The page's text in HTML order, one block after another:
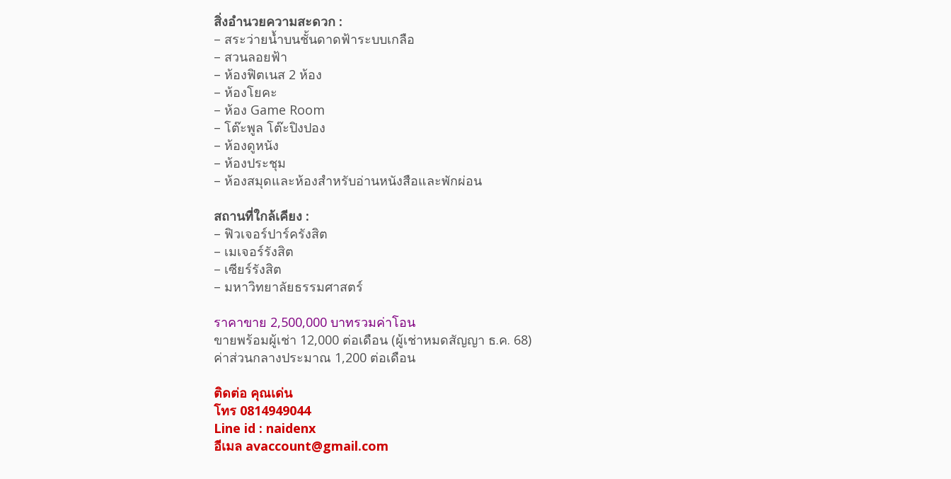
สิ่งอำนวยความสะดวก :
– สระว่ายน้ำบนชั้นดาดฟ้าระบบเกลือ
– สวนลอยฟ้า
– ห้องฟิตเนส 2 ห้อง
– ห้องโยคะ
– ห้อง Game Room
– โต๊ะพูล โต๊ะปิงปอง
– ห้องดูหนัง
– ห้องประชุม
– ห้องสมุดและห้องสำหรับอ่านหนังสือและพักผ่อน
สถานที่ใกล้เคียง :
– ฟิวเจอร์ปาร์ครังสิต
– เมเจอร์รังสิต
– เซียร์รังสิต
– มหาวิทยาลัยธรรมศาสตร์
ราคาขาย 2,500,000 บาทรวมค่าโอน
ขายพร้อมผู้เช่า 12,000 ต่อเดือน (ผู้เช่าหมดสัญญา ธ.ค. 68)
ค่าส่วนกลางประมาณ 1,200 ต่อเดือน
ติดต่อ คุณเด่น
โทร 0814949044
Line id : naidenx
อีเมล avaccount@gmail.com